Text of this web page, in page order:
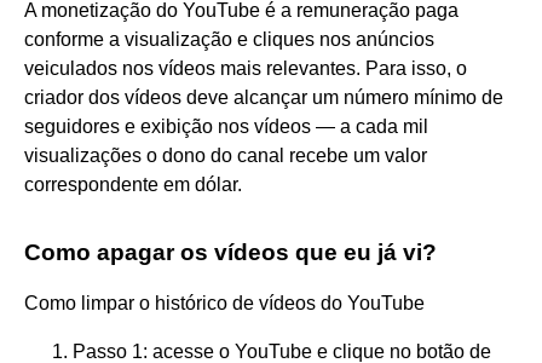
A monetização do YouTube é a remuneração paga
conforme a visualização e cliques nos anúncios
veiculados nos vídeos mais relevantes. Para isso, o
criador dos vídeos deve alcançar um número mínimo de
seguidores e exibição nos vídeos — a cada mil
visualizações o dono do canal recebe um valor
correspondente em dólar.
Como apagar os vídeos que eu já vi?
Como limpar o histórico de vídeos do YouTube
Passo 1: acesse o YouTube e clique no botão de